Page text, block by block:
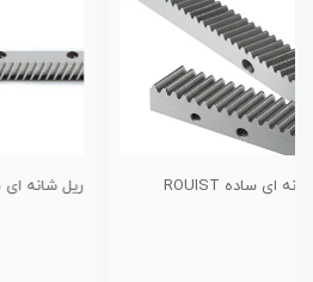
ریل شانه ای مورب RUIST